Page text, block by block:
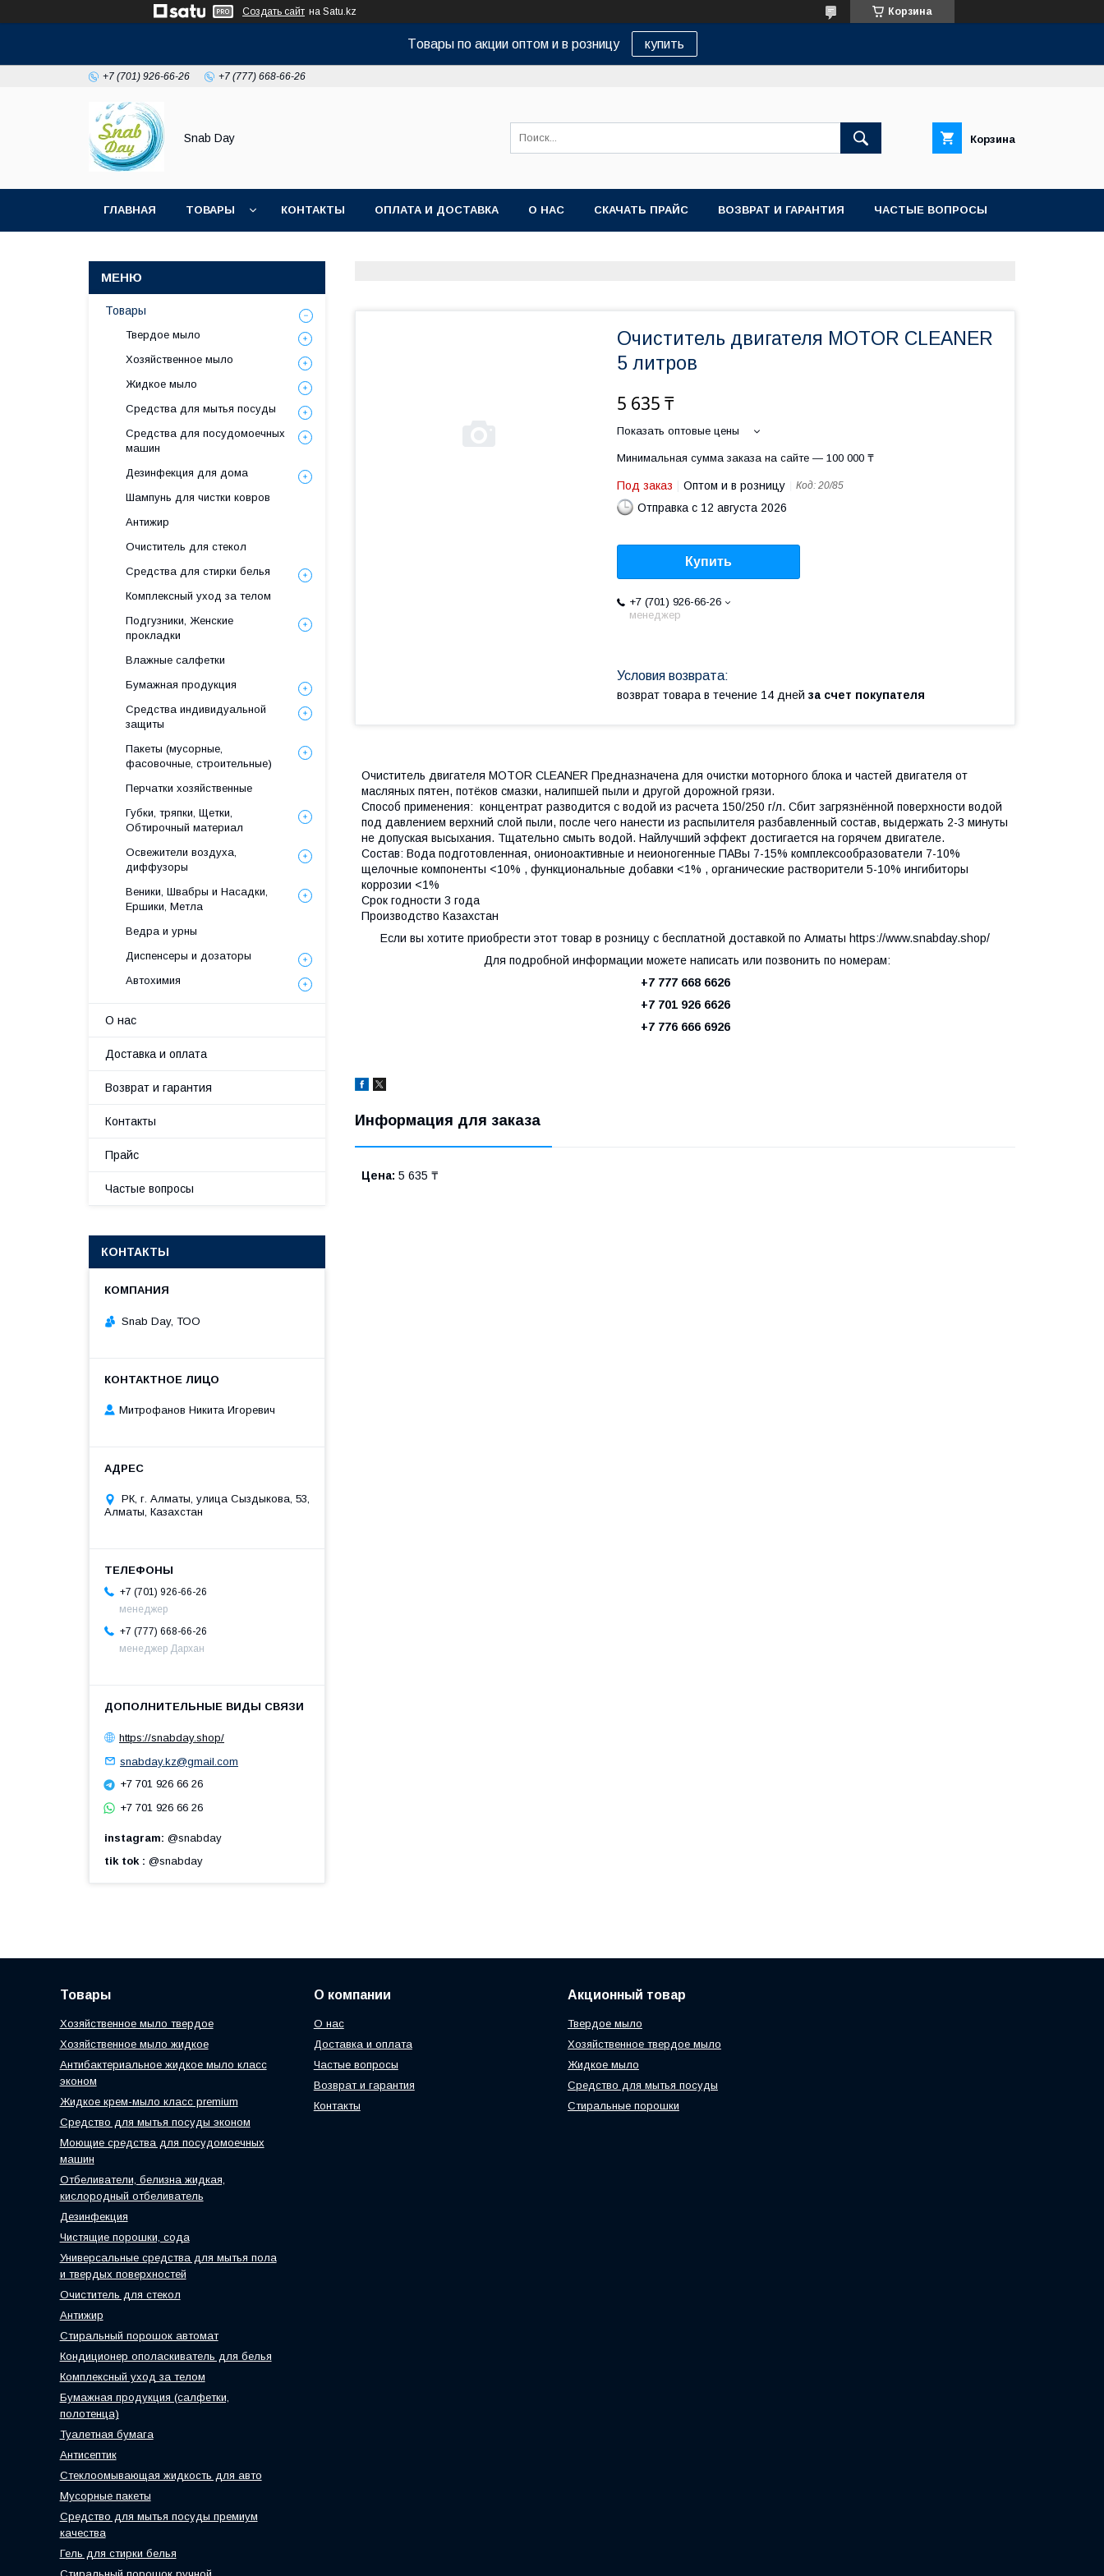
Создать сайт на Satu.kz Корзина
Tовары по акции оптом и в розницу купить
+7 (701) 926-66-26 +7 (777) 668-66-26
Snab Day Корзина
ГЛАВНАЯ ТОВАРЫ КОНТАКТЫ ОПЛАТА И ДОСТАВКА О НАС СКАЧАТЬ ПРАЙС ВОЗВРАТ И ГАРАНТИЯ ЧАСТЫЕ ВОПРОСЫ
Очиститель двигателя MOTOR CLEANER
5 литров
5 635 ₸
Показать оптовые цены
Минимальная сумма заказа на сайте — 100 000 ₸
Под заказ Оптом и в розницу Код: 20/85
Отправка с 12 августа 2026
Купить
+7 (701) 926-66-26
менеджер
возврат товара в течение 14 дней за счет покупателя
Очиститель двигателя MOTOR CLEANER Предназначена для очистки моторного блока и частей двигателя от
масляных пятен, потёков смазки, налипшей пыли и другой дорожной грязи.
Способ применения: концентрат разводится с водой из расчета 150/250 г/л. Сбит загрязнённой поверхности водой
под давлением верхний слой пыли, после чего нанести из распылителя разбавленный состав, выдержать 2-3 минуты
не допуская высыхания. Тщательно смыть водой. Найлучший эффект достигается на горячем двигателе.
Состав: Вода подготовленная, онионоактивные и неионогенные ПАВы 7-15% комплексообразователи 7-10%
щелочные компоненты <10% , функциональные добавки <1% , органические растворители 5-10% ингибиторы
коррозии <1%
Срок годности 3 года
Производство Казахстан
Если вы хотите приобрести этот товар в розницу с бесплатной доставкой по Алматы https://www.snabday.shop/
Для подробной информации можете написать или позвонить по номерам:
+7 777 668 6626
+7 701 926 6626
+7 776 666 6926
Информация для заказа
Цена: 5 635 ₸
Товары
Твердое мыло
Хозяйственное мыло
Жидкое мыло
Средства для мытья посуды
Средства для посудомоечных
машин
Дезинфекция для дома
Шампунь для чистки ковров
Антижир
Очиститель для стекол
Средства для стирки белья
Комплексный уход за телом
Подгузники, Женские
прокладки
Влажные салфетки
Бумажная продукция
Средства индивидуальной
защиты
Пакеты (мусорные,
фасовочные, строительные)
Перчатки хозяйственные
Губки, тряпки, Щетки,
Обтирочный материал
Освежители воздуха,
диффузоры
Веники, Швабры и Насадки,
Ершики, Метла
Ведра и урны
Диспенсеры и дозаторы
Автохимия
О нас
Доставка и оплата
Возврат и гарантия
Контакты
Прайс
Частые вопросы
КОНТАКТЫ
Snab Day, ТОО
Митрофанов Никита Игоревич
РК, г. Алматы, улица Сыздыкова, 53,
Алматы, Казахстан
+7 (701) 926-66-26
менеджер
+7 (777) 668-66-26
менеджер Дархан
https://snabday.shop/
snabday.kz@gmail.com
+7 701 926 66 26
+7 701 926 66 26
instagram @snabday
tik tok
@snabday
Товары
Хозяйственное мыло твердое
Хозяйственное мыло жидкое
Антибактериальное жидкое мыло класс
эконом
Жидкое крем-мыло класс premium
Средство для мытья посуды эконом
Моющие средства для посудомоечных
машин
Отбеливатели, белизна жидкая,
кислородный отбеливатель
Дезинфекция
Чистящие порошки, сода
Универсальные средства для мытья пола
и твердых поверхностей
Очиститель для стекол
Антижир
Стиральный порошок автомат
Кондиционер ополаскиватель для белья
Комплексный уход за телом
Бумажная продукция (салфетки,
полотенца)
Туалетная бумага
Антисептик
Стеклоомывающая жидкость для авто
Мусорные пакеты
Средство для мытья посуды премиум
качества
Гель для стирки белья
О компании
О нас
Доставка и оплата
Частые вопросы
Возврат и гарантия
Контакты
Акционный товар
Твердое мыло
Хозяйственное твердое мыло
Жидкое мыло
Средство для мытья посуды
Стиральные порошки